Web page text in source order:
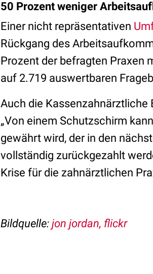
50 Prozent weniger
Einer nicht repräsentativen
Rückgang des
Prozent der befragten Praxen
auf 2.719 auswertbaren
Auch die Kassenzahnärztliche
„Von einem Schutzschirm
gewährt wird, der in den
vollständig zurückgezahlt
Krise für die zahnärztlichen
Bildquelle: jon jordan, flickr